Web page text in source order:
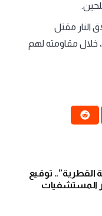
النار مقتل
خلال مقاومته لهم
القطرية”.. توقيع
المستشفيات